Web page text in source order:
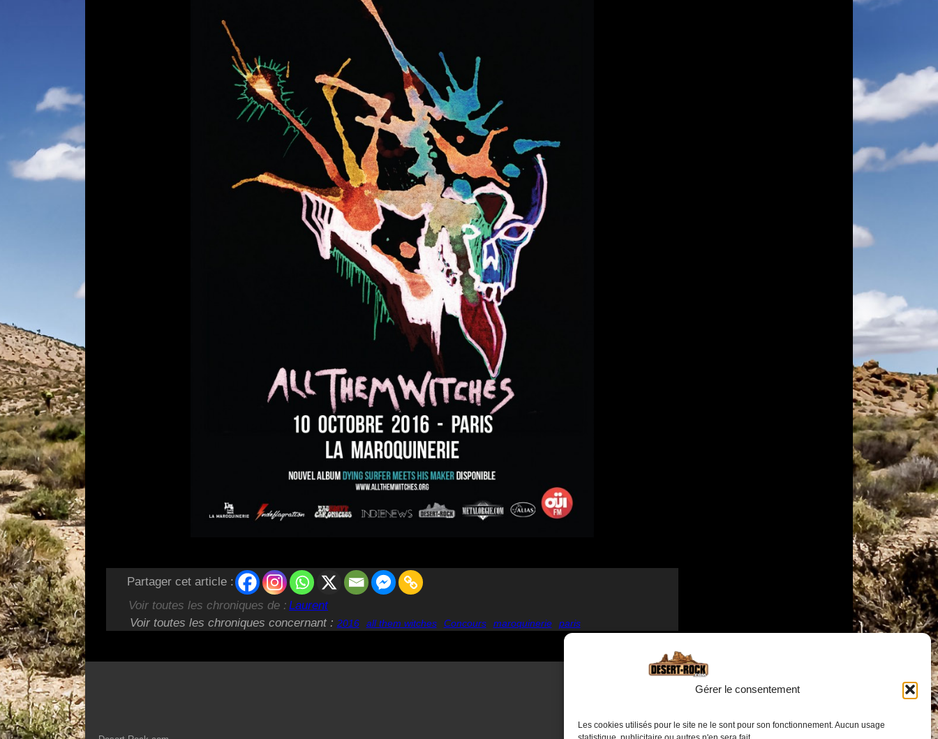
Gérer le consentement
Les cookies utilisés pour le site ne le sont pour son fonctionnement. Aucun usage
Partager cet article :
Voir toutes les chroniques de : Laurent
Voir toutes les chroniques concernant : 2016 all them witches Concours maroquinerie paris